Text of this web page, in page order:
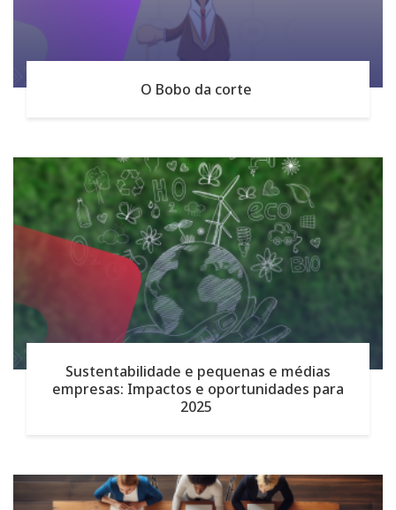
O Bobo da corte
Sustentabilidade e pequenas e médias
empresas: Impactos e oportunidades para
2025